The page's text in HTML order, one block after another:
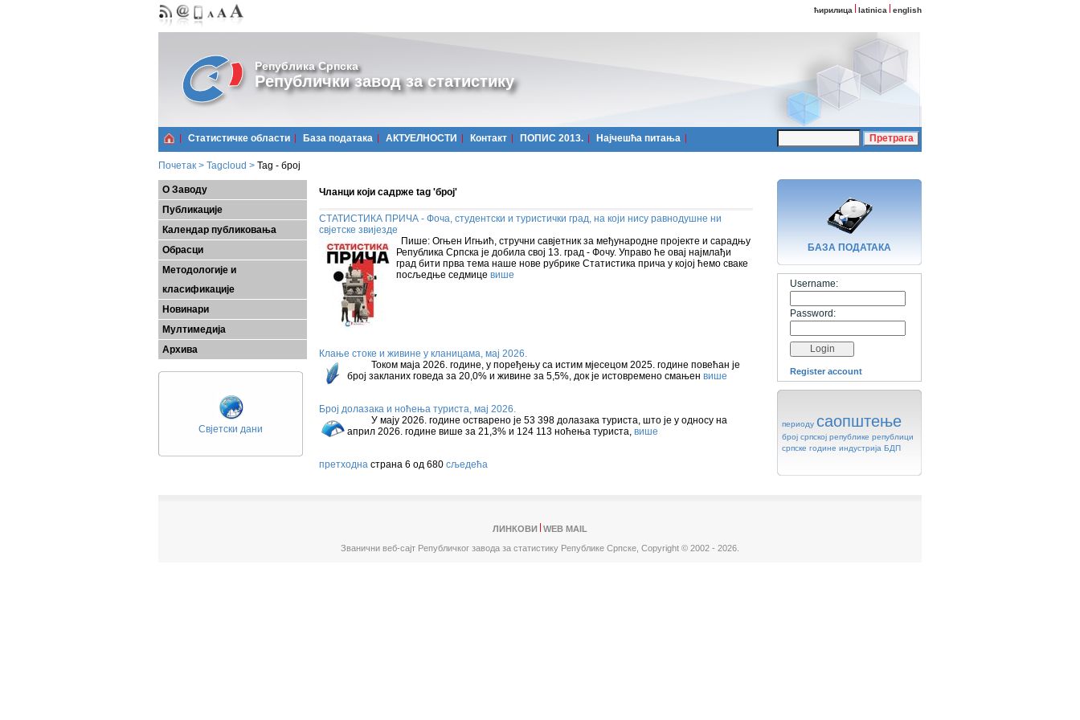
ћирилица latinica english
Република Српска
Републички завод за статистику
Статистичке области Базa података АКТУЕЛНОСТИ Контакт ПОПИС 2013. Најчешћa питања
Почетак > Tagcloud > Tag - број
О Заводу
Публикације
Календар публиковања
Обрасци
Методологије и
класификације
Новинари
Мултимедија
Архива
Свјетски дани
Чланци који садрже tag 'број'
СТАТИСТИКА ПРИЧА - Фоча, студентски и туристички град, на који нису равнодушне ни
свјетске звијезде
Пише: Огњен Игњић, стручни савјетник за међународне пројекте и сарадњу
Република Српска је добила свој 13. град - Фочу. Управо ће овај најмлађи
град бити прва тема наше нове рубрике Статистика прича у којој ћемо сваке
посљедње седмице више
Клање стоке и живине у кланицама, мaј 2026.
Током маја 2026. године, у поређењу са истим мјесецом 2025. године повећан је
број закланих говеда за 20,0% и живине за 5,5%, док је истовремено смањен више
Број долазака и ноћења туриста, мај 2026.
У мају 2026. године остварено је 53 398 долазака туриста, што је у односу на
април 2026. године више за 21,3% и 124 113 ноћења туриста, више
претходна страна 6 од 680 сљедећа
БАЗA ПОДАТАКА
Username:
Password:
Register account
периоду саопштење
број српској републике републици
српске године индустрија БДП
ЛИНКОВИ
WEB MAIL
Званични веб-сајт Републичког завода за статистику Републике Српске, Copyright © 2002 - 2026.